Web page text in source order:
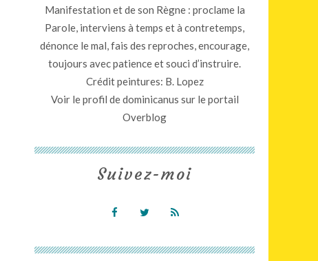
Manifestation et de son Règne : proclame la
Parole, interviens à temps et à contretemps,
dénonce le mal, fais des reproches, encourage,
toujours avec patience et souci d’instruire.
Crédit peintures: B. Lopez
Voir le profil dedominicanus sur le portail
Overblog
Suivez-moi